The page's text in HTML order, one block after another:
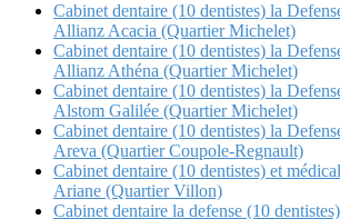
Cabinet dentaire (10 dentistes) la
Allianz Acacia (Quartier Michelet)
Cabinet dentaire (10 dentistes) la
Allianz Athéna (Quartier Michelet)
Cabinet dentaire (10 dentistes) la
Alstom Galilée (Quartier Michelet)
Cabinet dentaire (10 dentistes) la
Areva (Quartier Coupole-Regnault)
Cabinet dentaire (10 dentistes) et
Ariane (Quartier Villon)
Cabinet dentaire la defense (10